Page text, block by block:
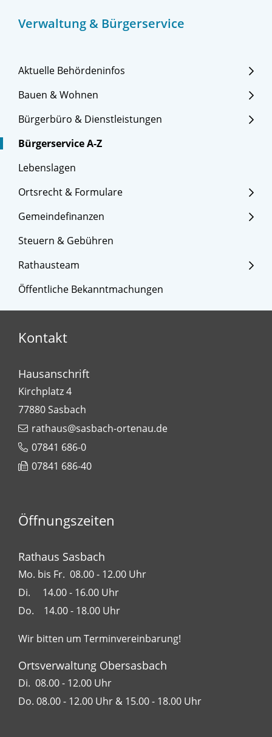
Verwaltung & Bürgerservice
Aktuelle Behördeninfos
Bauen & Wohnen
Bürgerbüro & Dienstleistungen
Bürgerservice A-Z
Lebenslagen
Ortsrecht & Formulare
Gemeindefinanzen
Steuern & Gebühren
Rathausteam
Öffentliche Bekanntmachungen
Kontakt
Hausanschrift
Kirchplatz 4
77880Sasbach
rathaus@sasbach-ortenau.de
07841 686-0
07841 686-40
Öffnungszeiten
Rathaus Sasbach
Mo. bis Fr. 08.00 - 12.00 Uhr
Di. 14.00 - 16.00 Uhr
Do. 14.00 - 18.00 Uhr
Wir bitten um Terminvereinbarung!
Ortsverwaltung Obersasbach
Di. 08.00 - 12.00 Uhr
Do. 08.00 - 12.00 Uhr & 15.00 - 18.00 Uhr